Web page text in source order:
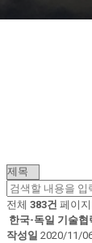
산
게
시
물
검
색
전체 383건 페이지
한국-독일 기술협
작성일 2020/11/